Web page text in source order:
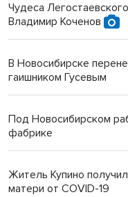
Чудеса
Владимир Коченов
В Новосибирске
гаишником Гусевым
Под Новосибирском
фабрике
Житель Купино
матери от COVID-19